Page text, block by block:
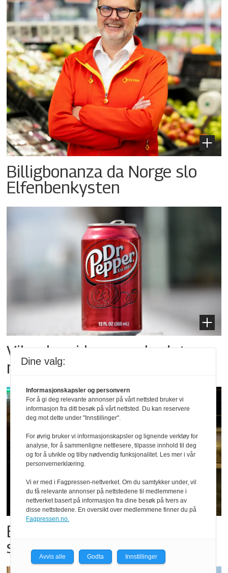
Billigbonanza da Norge slo
Elfenbenkysten
Vil vokse i brusmarkedet
med Dr Pepper
Bestillings-rush i foodora før
storkampen
Dine valg:
Informasjonskapsler og personvern
For å gi deg relevante annonser på vårt nettsted bruker vi
informasjon fra ditt besøk på vårt nettsted. Du kan reservere
deg mot dette under "Innstillinger".
For øvrig bruker vi informasjonskapsler og lignende verktøy for
analyse, for å sammenligne nettlesere, tilpasse innhold til deg
og for å utvikle og tilby nødvendig funksjonalitet. Les mer i vår
personvernerklæring.
Vi er med i Fagpressen-nettverket. Om du samtykker under, vil
du få relevante annonser på nettstedene til medlemmene i
nettverket basert på informasjon fra dine besøk på tvers av
disse nettstedene. En oversikt over medlemmene finner du på
Fagpressen.no.
Avvis alle Godta Innstillinger